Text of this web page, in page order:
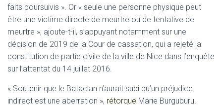
faits poursuivis ». Or « seule une personne physique peut
être une victime directe de meurtre ou de tentative de
meurtre », ajoute-t-il, s’appuyant notamment sur une
décision de 2019 de la Cour de cassation, qui a rejeté la
constitution de partie civile de la ville de Nice dans l’enquête
sur l’attentat du 14 juillet 2016.
« Soutenir que le Bataclan n’aurait subi qu’un préjudice
indirect est une aberration », rétorque Marie Burguburu.